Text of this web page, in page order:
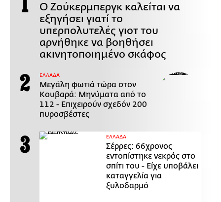
Ο Ζούκερμπεργκ καλείται να
εξηγήσει γιατί το
υπερπολυτελές γιοτ του
αρνήθηκε να βοηθήσει
ακινητοποιημένο σκάφος
ΕΛΛΑΔΑ
Μεγάλη φωτιά τώρα στον
Κουβαρά: Μηνύματα από το
112 - Επιχειρούν σχεδόν 200
πυροσβέστες
ΕΛΛΑΔΑ
Σέρρες: 66χρονος
εντοπίστηκε νεκρός στο
σπίτι του - Είχε υποβάλει
καταγγελία για
ξυλοδαρμό